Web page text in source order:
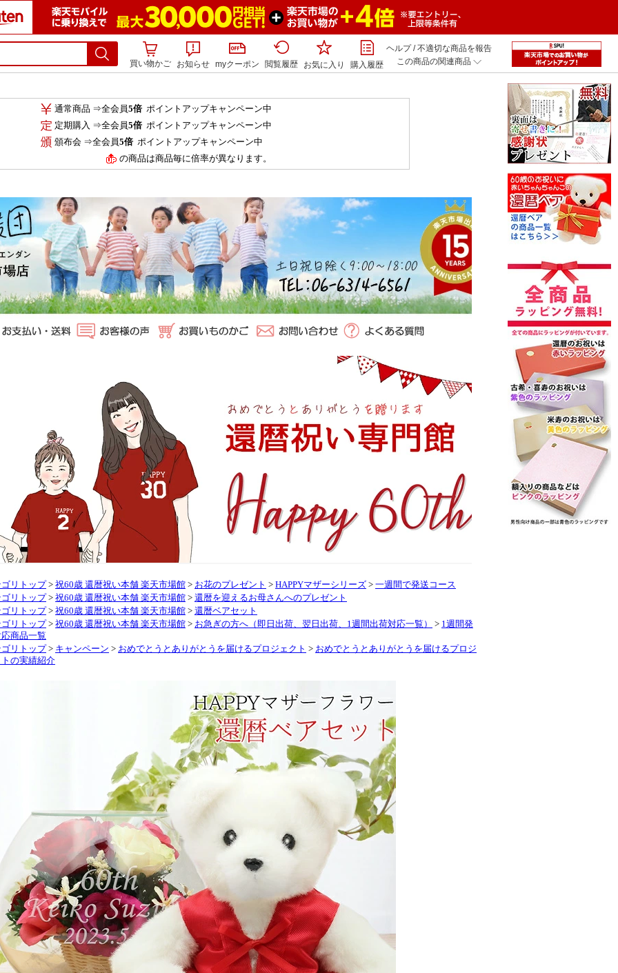
買い物かご お知らせ myクーポン 閲覧履歴 お気に入り 購入履歴
ヘルプ/不適切な商品を報告
この商品の関連商品
通常商品 ⇒全会員5倍ポイントアップキャンペーン中
定期購入 ⇒全会員5倍ポイントアップキャンペーン中
頒布会 ⇒全会員5倍ポイントアップキャンペーン中
の商品は商品毎に倍率が異なります。
リトップ > 祝60歳 還暦祝い本舗 楽天市場館 > お花のプレゼント > HAPPYマザーシリーズ > 一週間で発送コース
リトップ > 祝60歳 還暦祝い本舗 楽天市場館 > 還暦を迎えるお母さんへのプレゼント
リトップ > 祝60歳 還暦祝い本舗 楽天市場館 > 還暦ベアセット
リトップ > 祝60歳 還暦祝い本舗 楽天市場館 > お急ぎの方へ（即日出荷、翌日出荷、1週間出荷対応一覧） > 1週間発
商品一覧
リトップ > キャンペーン > おめでとうとありがとうを届けるプロジェクト > おめでとうとありがとうを届けるプロジ
の実績紹介